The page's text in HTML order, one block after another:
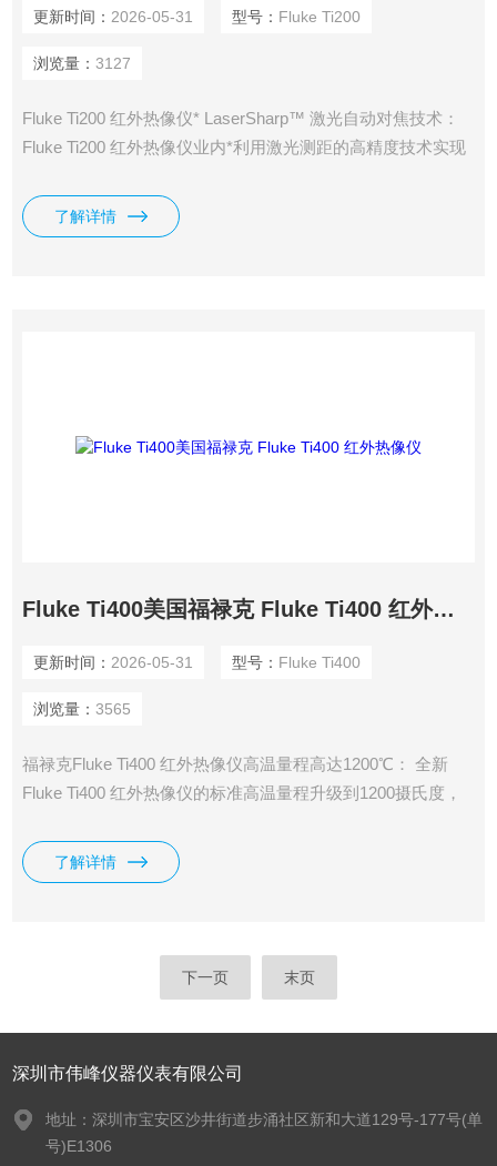
更新时间： 2026-05-31 型号： Fluke Ti200
浏览量： 3127
Fluke Ti200 红外热像仪* LaserSharp™ 激光自动对焦技术：
Fluke Ti200 红外热像仪业内*利用激光测距的高精度技术实现
而呈现一贯*图像
了解详情
Fluke Ti400美国福禄克 Fluke Ti400 红外热像仪
更新时间： 2026-05-31 型号： Fluke Ti400
浏览量： 3565
福禄克Fluke Ti400 红外热像仪高温量程高达1200℃： 全新
Fluke Ti400 红外热像仪的标准高温量程升级到1200摄氏度，
测量需求
了解详情
下一页 末页
深圳市伟峰仪器仪表有限公司
地址：深圳市宝安区沙井街道步涌社区新和大道129号-177号(单
号)E1306